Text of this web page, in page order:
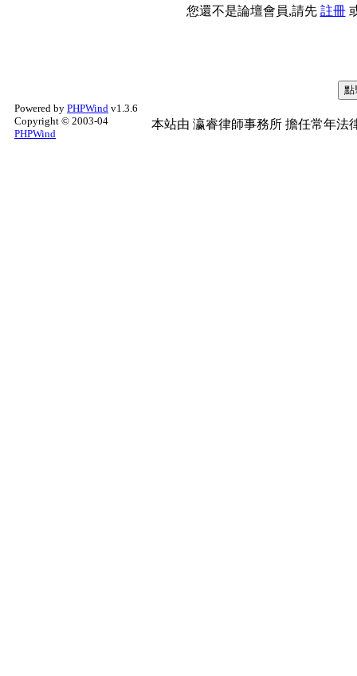
您還不是論壇會員,請先 註冊
Powered by PHPWind v1.3.6
Copyright © 2003-04
PHPWind
本站由 瀛睿律師事務所 擔任常年法